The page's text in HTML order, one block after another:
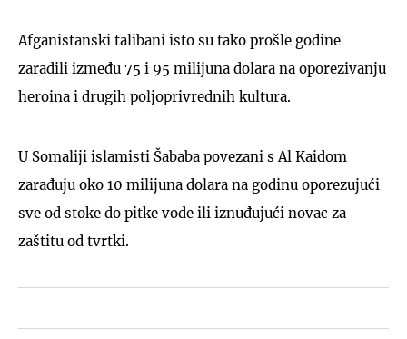
Afganistanski talibani isto su tako prošle godine
zaradili između 75 i 95 milijuna dolara na oporezivanju
heroina i drugih poljoprivrednih kultura.
U Somaliji islamisti Šababa povezani s Al Kaidom
zarađuju oko 10 milijuna dolara na godinu oporezujući
sve od stoke do pitke vode ili iznuđujući novac za
zaštitu od tvrtki.